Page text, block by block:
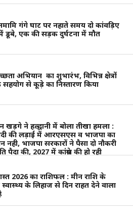
नमामि गंगे घाट पर नहाते समय दो कांवड़िए
डूबे, एक की सड़क दुर्घटना में मौत
अभियान का शुभारंभ, विभिन्न क्षेत्रों
से कूड़े का निस्तारण किया
खड़गे ने हल्द्वानी में बोला तीखा हमला :
की लड़ाई में आरएसएस व भाजपा का
नही, भाजपा सरकारों ने पैसा दो नौकरी
पैदा की, 2027 में कांंग्रेस की हो रही
2026 का राशिफल : मीन राशि के
के लिहाज से दिन राहत देने वाला